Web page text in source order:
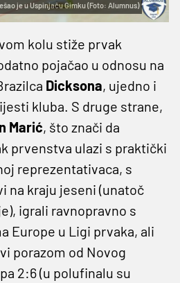
je u Uspinjaču Gimku (Foto: Alumnus)
kolu stiže prvak
pojačao u odnosu na
Dicksona, ujedno i
kluba. S druge strane,
Marić, što znači da
prvenstva ulazi s praktički
reprezentativaca, s
na kraju jeseni (unatoč
igrali ravnopravno s
Europe u Ligi prvaka, ali
porazom od Novog
2:6 (u polufinalu su